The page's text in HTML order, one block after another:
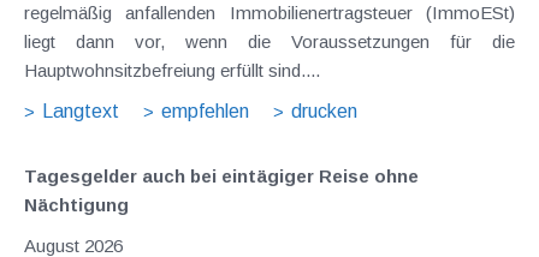
regelmäßig anfallenden Immobilienertragsteuer (ImmoESt)
liegt dann vor, wenn die Voraussetzungen für die
Hauptwohnsitzbefreiung erfüllt sind....
Langtext
empfehlen drucken
Tagesgelder auch bei eintägiger Reise ohne
Nächtigung
August 2026